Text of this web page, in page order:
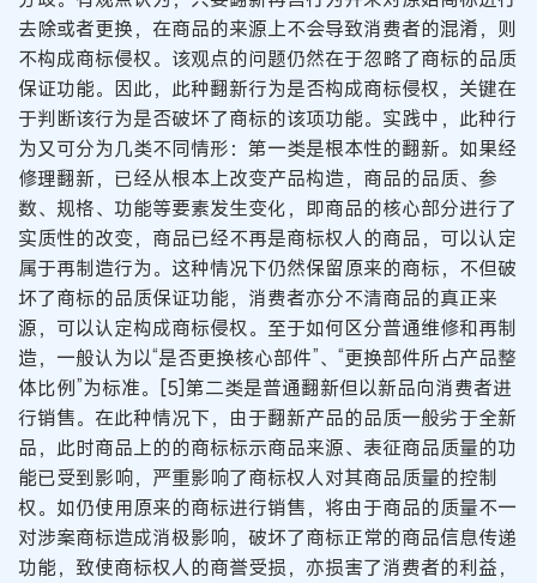
去除或者更换，在商品的来源上不会导致消费者的混淆，则
不构成商标侵权。该观点的问题仍然在于忽略了商标的品质
保证功能。因此，此种翻新行为是否构成商标侵权，关键在
于判断该行为是否破坏了商标的该项功能。实践中，此种行
为又可分为几类不同情形：第一类是根本性的翻新。如果经
修理翻新，已经从根本上改变产品构造，商品的品质、参
数、规格、功能等要素发生变化，即商品的核心部分进行了
实质性的改变，商品已经不再是商标权人的商品，可以认定
属于再制造行为。这种情况下仍然保留原来的商标，不但破
坏了商标的品质保证功能，消费者亦分不清商品的真正来
源，可以认定构成商标侵权。至于如何区分普通维修和再制
造，一般认为以“是否更换核心部件”、“更换部件所占产品整
体比例”为标准。[5]第二类是普通翻新但以新品向消费者进
行销售。在此种情况下，由于翻新产品的品质一般劣于全新
品，此时商品上的的商标标示商品来源、表征商品质量的功
能已受到影响，严重影响了商标权人对其商品质量的控制
权。如仍使用原来的商标进行销售，将由于商品的质量不一
对涉案商标造成消极影响，破坏了商标正常的商品信息传递
功能，致使商标权人的商誉受损，亦损害了消费者的利益，